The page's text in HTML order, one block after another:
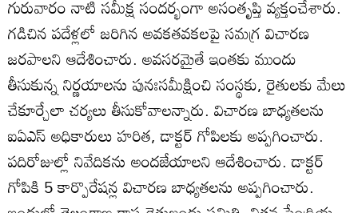
గురువారం నాటి సమీక్ష సందర్భంగా అసంతృప్తి వ్యక్తంచేశారు.
గడిచిన పదేళ్లలో జరిగిన అవకతవకలపై సమగ్ర విచారణ
జరపాలని ఆదేశించారు. అవసరమైతే ఇంతకు ముందు
తీసుకున్న నిర్ణయాలను పునఃసమీక్షించి సంస్థకు, రైతులకు మేలు
చేకూర్చేలా చర్యలు తీసుకోవాలన్నారు. విచారణ బాధ్యతలను
ఐఏఎస్‌ అధికారులు హరిత, డాక్టర్‌ గోపిలకు అప్పగించారు.
పదిరోజుల్లో నివేదికను అందజేయాలని ఆదేశించారు. డాక్టర్‌
గోపికి 5 కార్పొరేషన్ల విచారణ బాధ్యతలను అప్పగించారు.